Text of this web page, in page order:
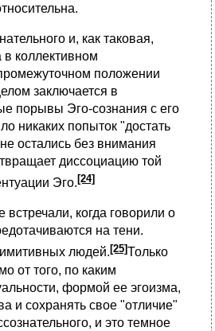
и, как таковая,
в коллективном
положении
заключается в
порывы Эго-сознания с его
никаких попыток "достать
остались без внимания
диссоциацию той
Эго. [24]
когда говорили о
на тени.
людей.[25]Только
от того, по каким
формой ее эгоизма,
и сохранять свое "отличие"
и это темное